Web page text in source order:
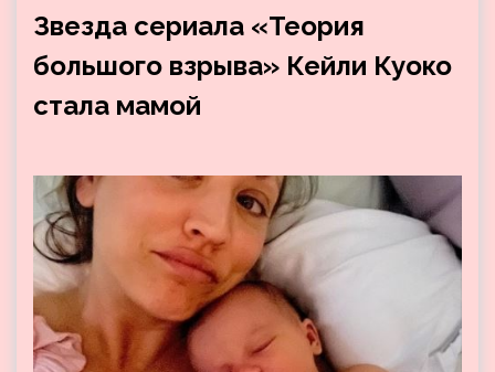
Звезда сериала «Теория
большого взрыва» Кейли Куоко
стала мамой